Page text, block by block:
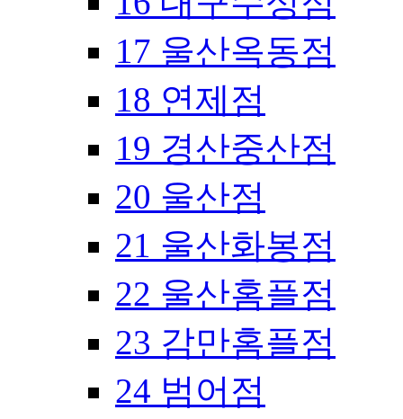
17 울산옥동점
18 연제점
19 경산중산점
20 울산점
21 울산화봉점
22 울산홈플점
23 감만홈플점
24 범어점